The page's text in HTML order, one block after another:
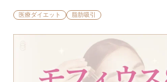
医療ダイエット 脂肪吸引